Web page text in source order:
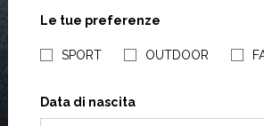
NEGOZI PARAGONSHOP
Ultime taglie
ACQUISTA ORA
Le tue preferenze
SPORT OUTDOOR
Data di nascita